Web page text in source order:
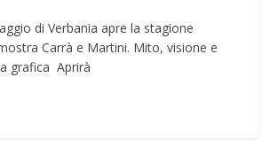
di Verbania apre la stagione
Carrà e Martini. Mito, visione e
grafica Aprirà